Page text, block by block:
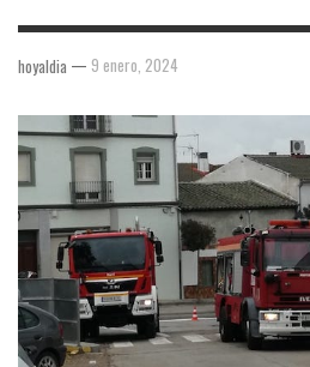
hoyaldia — 9 enero, 2024